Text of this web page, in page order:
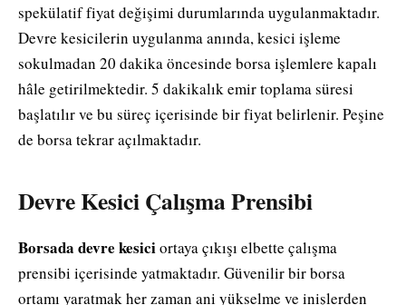
spekülatif fiyat değişimi durumlarında uygulanmaktadır.
Devre kesicilerin uygulanma anında, kesici işleme
sokulmadan 20 dakika öncesinde borsa işlemlere kapalı
hâle getirilmektedir. 5 dakikalık emir toplama süresi
başlatılır ve bu süreç içerisinde bir fiyat belirlenir. Peşine
de borsa tekrar açılmaktadır.
Devre Kesici Çalışma Prensibi
Borsada devre kesiciortaya çıkışı elbette çalışma
prensibi içerisinde yatmaktadır. Güvenilir bir borsa
ortamı yaratmak her zaman ani yükselme ve inişlerden